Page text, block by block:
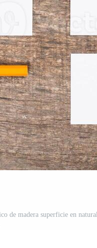
de madera superficie en natural